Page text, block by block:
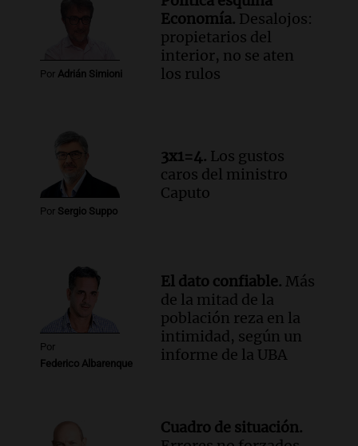
en CABA
Una mañana para todos
Audio.Altas Cumbres: rescataron a una
Episodios
Audio.
Chile planteó mejorar la
conectividad fronteriza, aérea y digital
con Jujuy
Panorama Federal
Por Adrián Simioni
Economía. Desalojos:
propietarios del
interior, no se aten
los rulos
Por Sergio Suppo
3x1=4. Los gustos
caros del ministro
Caputo
Por
Federico Albarenque
El dato confiable. Más
de la mitad de la
población reza en la
intimidad, según un
informe de la UBA
Cuadro de situación.